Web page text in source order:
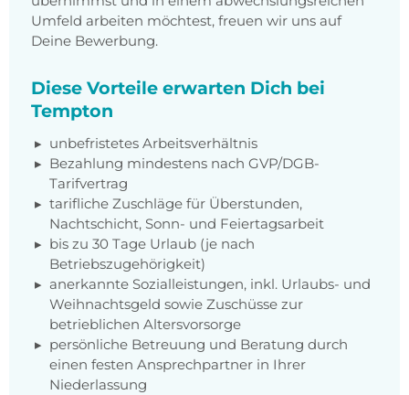
Umfeld arbeiten möchtest, freuen wir uns auf
Deine Bewerbung.
Diese Vorteile erwarten Dich bei
Tempton
unbefristetes Arbeitsverhältnis
Bezahlung mindestens nach GVP/DGB-
Tarifvertrag
tarifliche Zuschläge für Überstunden,
Nachtschicht, Sonn- und Feiertagsarbeit
bis zu 30 Tage Urlaub (je nach
Betriebszugehörigkeit)
anerkannte Sozialleistungen, inkl. Urlaubs- und
Weihnachtsgeld sowie Zuschüsse zur
betrieblichen Altersvorsorge
persönliche Betreuung und Beratung durch
einen festen Ansprechpartner in Ihrer
Niederlassung